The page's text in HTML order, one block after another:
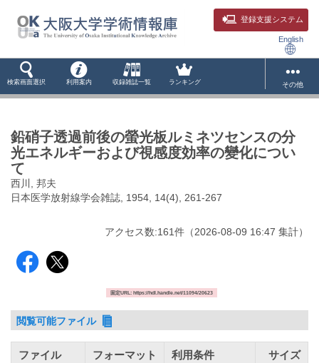
登録支援システム
English
検索画面選択 利用案内 収録雑誌一覧 ランキング その他
鉛硝子透過前後の螢光板ルミネツセンスの分
光エネルギーおよび視感度効率の變化につい
て
西川, 邦夫
日本医学放射線学会雑誌, 1954, 14(4), 261-267
アクセス数:161件 （2026-08-09 16:47 集計）
固定URL: https://hdl.handle.net/11094/20623
閲覧可能ファイル
ファイル フォーマット 利用条件 サイズ